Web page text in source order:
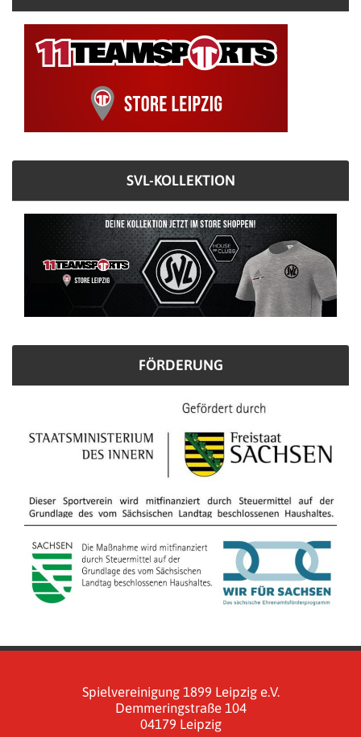
SVL-KOLLEKTION
FÖRDERUNG
Spielvereinigung 1899 Leipzig e.V.
Demmeringstraße 104
04179 Leipzig